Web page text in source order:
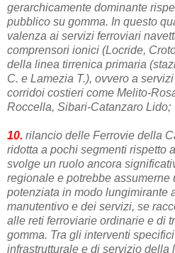
gerarchicamente dominante
pubblico su gomma. In questo
valenza ai servizi ferroviari
comprensori ionici (Locride,
della linea tirrenica primaria
C. e Lamezia T.), ovvero a
corridoi costieri come Melito-
Roccella, Sibari-Catanzaro Lido;
10. rilancio delle Ferrovie della
ridotta a pochi segmenti rispetto
svolge un ruolo ancora
regionale e potrebbe assumerne
potenziata in modo lungimirante
manutentivo e dei servizi, se
alle reti ferroviarie ordinarie e di
gomma. Tra gli interventi
infrastrutturale e di servizio della